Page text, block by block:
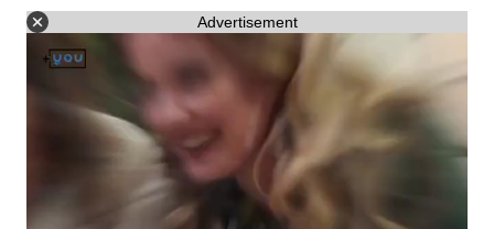
Advertisement